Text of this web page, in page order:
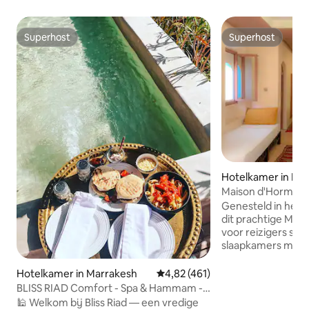
Superhost
Superhost
Hotelkamer in Marrakesh Gemiddelde beoordeling van
4,82 (461)
BLISS RIAD Comfort - Spa & Hammam -
Dompelbad
🕌 Welkom bij Bliss Riad — een vredige
Superhost
Superhost
Hotelkamer in
Maison d'Horme,
wifi.
Genesteld in het
dit prachtige
voor reizigers sinds
slaapkamers met